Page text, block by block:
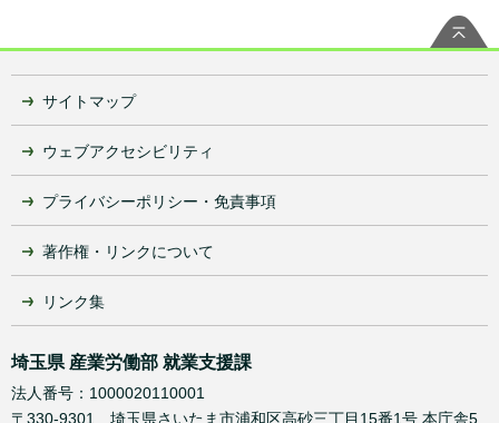
埼玉県 産業労働部 就業支援課
法人番号：1000020110001
〒330-9301 埼玉県さいたま市浦和区高砂三丁目15番1号 本庁舎5
サイトマップ
ウェブアクセシビリティ
プライバシーポリシー・免責事項
著作権・リンクについて
リンク集